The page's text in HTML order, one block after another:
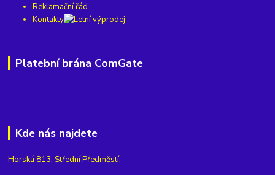
Reklamační řád
Kontakty
Platební brána ComGate
Kde nás najdete
Horská 813, Střední Předměstí,